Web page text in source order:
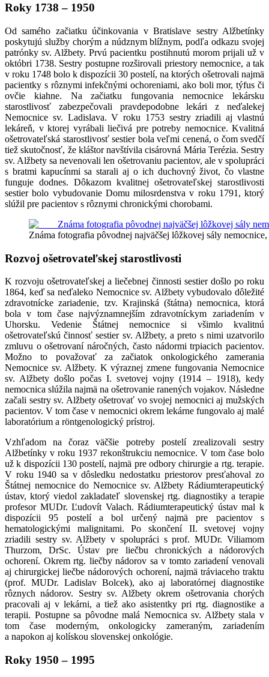
Roky 1738 – 1950
Od samého začiatku účinkovania v Bratislave sestry Alžbetínky
poskytujú služby chorým a núdznym blížnym, podľa odkazu svojej
patrónky sv. Alžbety. Prvú pacientku postihnutú morom prijali už v
októbri 1738. Sestry postupne rozširovali priestory nemocnice, a tak
v roku 1748 bolo k dispozícii 30 postelí, na ktorých ošetrovali najmä
pacientky s rôznymi infekčnými ochoreniami, ako boli mor, týfus či
ovčie kiahne. Na začiatku fungovania nemocnice lekársku
starostlivosť zabezpečovali pravdepodobne lekári z neďalekej
Nemocnice sv. Ladislava. V roku 1753 sestry zriadili aj vlastnú
lekáreň, v ktorej vyrábali liečivá pre potreby nemocnice. Kvalitná
ošetrovateľská starostlivosť sestier bola veľmi cenená, o čom svedčí
tiež skutočnosť, že kláštor navštívila cisárovná Mária Terézia. Sestry
sv. Alžbety sa nevenovali len ošetrovaniu pacientov, ale v spolupráci
s bratmi kapucínmi sa starali aj o ich duchovný život, čo vlastne
funguje dodnes. Dôkazom kvalitnej ošetrovateľskej starostlivosti
sestier bolo vybudovanie Domu milosrdenstva v roku 1791, ktorý
slúžil pre pacientov s rôznymi chronickými chorobami.
Známa fotografia pôvodnej najväčšej lôžkovej sály nemocnice,
Rozvoj ošetrovateľskej starostlivosti
K rozvoju ošetrovateľskej a liečebnej činnosti sestier došlo po roku
1864, keď sa neďaleko Nemocnice sv. Alžbety vybudovalo dôležité
zdravotnícke zariadenie, tzv. Krajinská (štátna) nemocnica, ktorá
bola v tom čase najvýznamnejším zdravotníckym zariadením v
Uhorsku. Vedenie Štátnej nemocnice si všimlo kvalitnú
ošetrovateľskú činnosť sestier sv. Alžbety, a preto s nimi uzatvorilo
zmluvu o ošetrovaní náročných, často nádormi trpiacich pacientov.
Možno to považovať za začiatok onkologického zamerania
Nemocnice sv. Alžbety. K výraznej zmene fungovania Nemocnice
sv. Alžbety došlo počas I. svetovej vojny (1914 – 1918), kedy
nemocnica slúžila najmä na ošetrovanie ranených vojakov. Následne
začali sestry sv. Alžbety ošetrovať vo svojej nemocnici aj mužských
pacientov. V tom čase v nemocnici okrem lekárne fungovalo aj malé
laboratórium a röntgenologický prístroj.
Vzhľadom na čoraz väčšie potreby postelí zrealizovali sestry
Alžbetínky v roku 1937 rekonštrukciu nemocnice. V tom čase bolo
už k dispozícii 130 postelí, najmä pre odbory chirurgie a rtg. terapie.
V roku 1940 sa v dôsledku nedostatku priestorov presťahoval zo
Štátnej nemocnice do Nemocnice sv. Alžbety Rádiumterapeutický
ústav, ktorý viedol zakladateľ slovenskej rtg. diagnostiky a terapie
profesor MUDr. Ľudovít Valach. Rádiumterapeutický ústav mal k
dispozícii 95 postelí a bol určený najmä pre pacientov s
hematologickými malignitami. Po skončení II. svetovej vojny
zriadili sestry sv. Alžbety v spolupráci s prof. MUDr. Viliamom
Thurzom, DrSc. Ústav pre liečbu chronických a nádorových
ochorení. Okrem rtg. liečby nádorov sa v tomto zariadení venovali
aj chirurgickej liečbe nádorových ochorení, najmä tráviaceho traktu
(prof. MUDr. Ladislav Bolcek), ako aj laboratórnej diagnostike
rôznych nádorov. Sestry sv. Alžbety okrem ošetrovania chorých
pracovali aj v lekárni, a tiež ako asistentky pri rtg. diagnostike a
terapii. Postupne sa pôvodne malá Nemocnica sv. Alžbety stala v
tom čase moderným, onkologicky zameraným, zariadením
a napokon aj kolískou slovenskej onkológie.
Roky 1950 – 1995